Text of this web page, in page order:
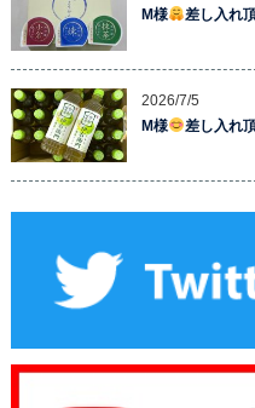
M様
差し入れ
2026/7/5
M様
差し入れ